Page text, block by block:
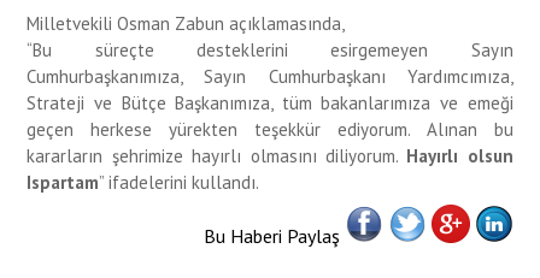
Milletvekili Osman Zabun açıklamasında,
“Bu süreçte desteklerini esirgemeyen Sayın
Cumhurbaşkanımıza, Sayın Cumhurbaşkanı Yardımcımıza,
Strateji ve Bütçe Başkanımıza, tüm bakanlarımıza ve emeği
geçen herkese yürekten teşekkür ediyorum. Alınan bu
kararların şehrimize hayırlı olmasını diliyorum. Hayırlı olsun
Ispartam” ifadelerini kullandı.
Bu Haberi Paylaş